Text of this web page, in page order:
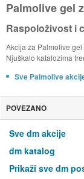
Palmolive gel
Raspoloživost i
Akcija za Palmolive
Njuškalo katalozima
Sve Palmolive
POVEZANO
Sve dm akcije
dm katalog
Prikaži sve dm